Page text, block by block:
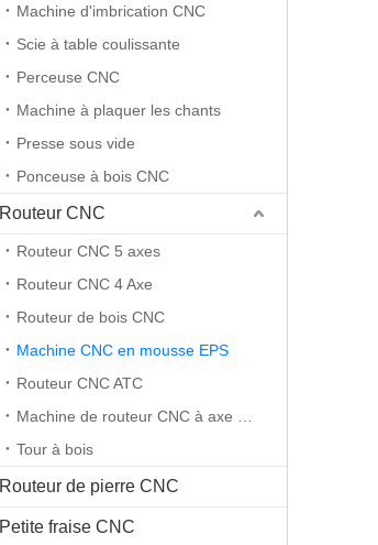
Machine d'imbrication CNC
Scie à table coulissante
Perceuse CNC
Machine à plaquer les chants
Presse sous vide
Ponceuse à bois CNC
Routeur CNC
Routeur CNC 5 axes
Routeur CNC 4 Axe
Routeur de bois CNC
Machine CNC en mousse EPS
Routeur CNC ATC
Tour à bois
Routeur de pierre CNC
Petite fraise CNC